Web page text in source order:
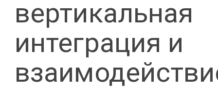
вертикальная
интеграция и